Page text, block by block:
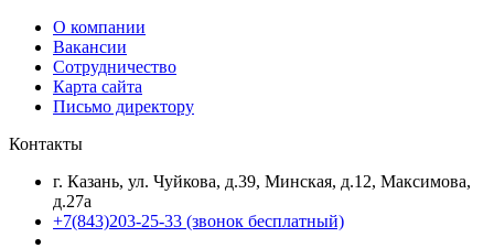
О компании
Вакансии
Сотрудничество
Карта сайта
Письмо директору
Контакты
г. Казань, ул. Чуйкова, д.39, Минская, д.12, Максимова,
д.27а
+7(843)203-25-33 (звонок бесплатный)